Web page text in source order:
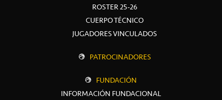
ROSTER 25-26
CUERPO TÉCNICO
JUGADORES VINCULADOS
PATROCINADORES
FUNDACIÓN
INFORMACIÓN FUNDACIONAL